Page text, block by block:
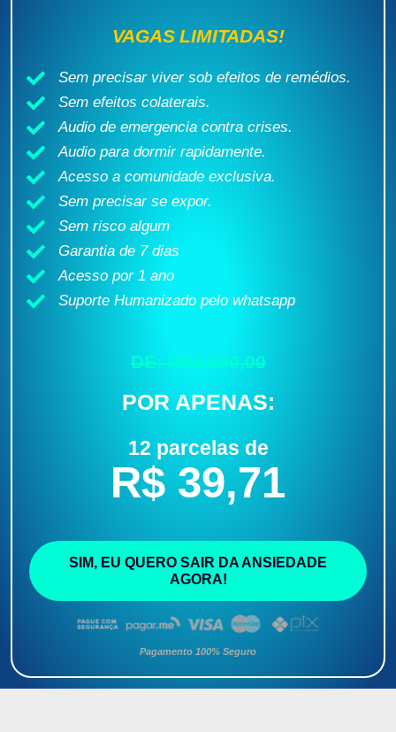
VAGAS LIMITADAS!
Sem precisar viver sob efeitos de remédios.
Sem efeitos colaterais.
Audio de emergencia contra crises.
Audio para dormir rapidamente.
Acesso a comunidade exclusiva.
Sem precisar se expor.
Sem risco algum
Garantia de 7 dias
Acesso por 1 ano
Suporte Humanizado pelo whatsapp
DE: R$3.500,00
POR APENAS:
12 parcelas de
R$ 39,71
SIM, EU QUERO SAIR DA ANSIEDADE
AGORA!
Pagamento 100% Seguro